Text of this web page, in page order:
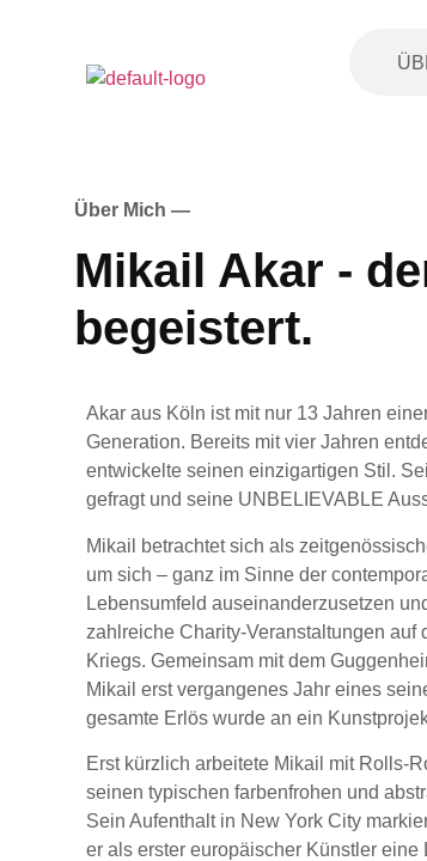
Über Mich —
Mikail Akar -
begeistert.
Akar aus Köln ist mit nur 13 Jahren
Generation. Bereits mit vier Jahren
entwickelte seinen einzigartigen Stil.
gefragt und seine UNBELIEVABLE
Mikail betrachtet sich als
um sich – ganz im Sinne der
Lebensumfeld auseinanderzusetzen
zahlreiche Charity-Veranstaltungen auf
Kriegs. Gemeinsam mit dem
Mikail erst vergangenes Jahr eines
gesamte Erlös wurde an ein
Erst kürzlich arbeitete Mikail mit Rolls-
seinen typischen farbenfrohen und
Sein Aufenthalt in New York City
er als erster europäischer Künstler